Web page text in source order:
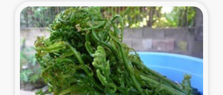
東ティモール豪雨緊急支援
大雨による洪水被災者支援
カカオ生産者支援事業
シリア国内避難民・帰還民の生活再建支援